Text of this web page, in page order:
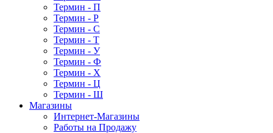
Термин - П
Термин - Р
Термин - С
Термин - Т
Термин - У
Термин - Ф
Термин - Х
Термин - Ц
Термин - Ш
Магазины
Интернет-Магазины
Работы на Продажу